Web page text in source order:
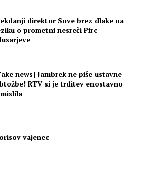
direktor Sove brez dlake na
o prometni nesreči Pirc
news] Jambrek ne piše ustavne
RTV si je trditev enostavno
vajenec